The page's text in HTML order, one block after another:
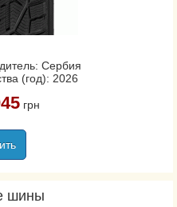
Сербия
(год): 2026
грн
шины